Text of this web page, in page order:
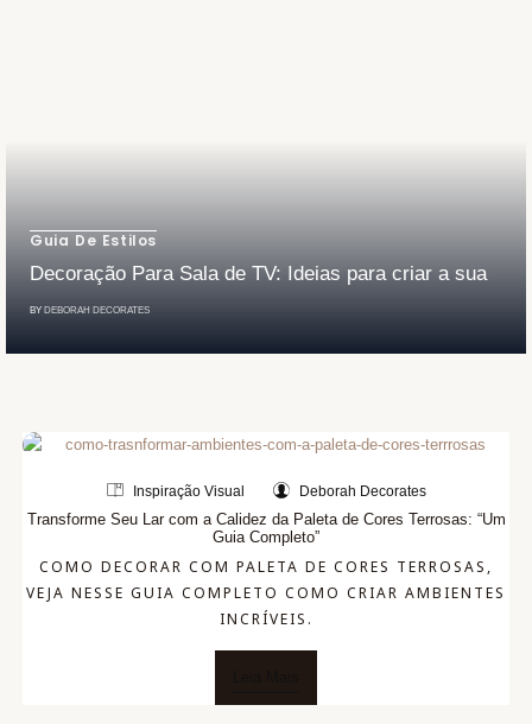
Guia De Estilos
Decoração Para Sala de TV: Ideias para criar a sua
BY DEBORAH DECORATES
Inspiração Visual Deborah Decorates
Transforme Seu Lar com a Calidez da Paleta de Cores Terrosas: “Um
Guia Completo”
COMO DECORAR COM PALETA DE CORES TERROSAS,
VEJA NESSE GUIA COMPLETO COMO CRIAR AMBIENTES
INCRÍVEIS.